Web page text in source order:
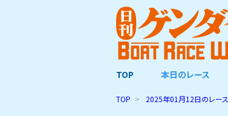
TOP 本日のレース
TOP 2025年01月12日のレース